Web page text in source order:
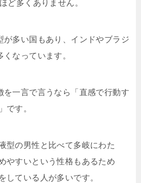
ど多くありません。
が多い国もあり、インドやブラジ
なっています。
を一言で言うなら「直感で行動す
です。
型の男性と比べて多岐にわた
やすいという性格もあるため
している人が多いです。